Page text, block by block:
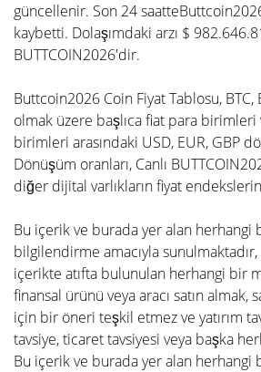
güncellenir. Son 24
kaybetti. Dolaşımdaki arzı $
BUTTCOIN2026'dir.
Buttcoin2026 Coin Fiyat Tablosu, BTC,
olmak üzere başlıca fiat para
birimleri arasındaki USD, EUR, GBP
Dönüşüm oranları, Canlı
diğer dijital varlıkların fiyat
Bu içerik ve burada yer alan herhangi
bilgilendirme amacıyla
içerikte atıfta bulunulan herhangi bir
finansal ürünü veya aracı satın almak,
için bir öneri teşkil etmez ve yatırım
tavsiye, ticaret tavsiyesi veya başka
Bu içerik ve burada yer alan herhangi